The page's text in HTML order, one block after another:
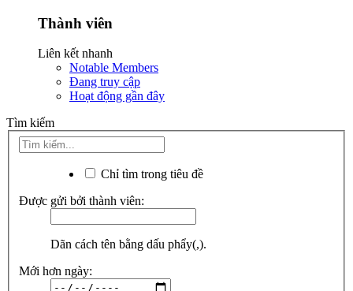
Thành viên
Liên kết nhanh
Notable Members
Đang truy cập
Hoạt động gần đây
Tìm kiếm
Chỉ tìm trong tiêu đề
Được gửi bởi thành viên:
Dãn cách tên bằng dấu phẩy(,).
Mới hơn ngày: